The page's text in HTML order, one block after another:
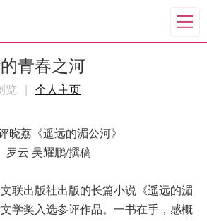
青春之河
览 | 个人主页
荔《遥远的湄公河》
罗云 吴耀鹏/撰稿
出版社出版的长篇小说《遥远的湄
学奖入选参评作品。一书在手，感概